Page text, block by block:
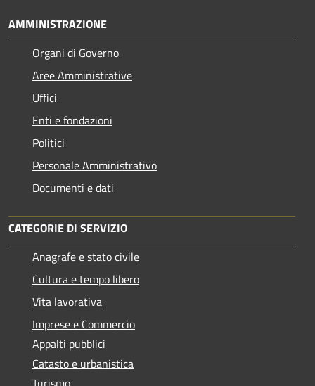
AMMINISTRAZIONE
Organi di Governo
Aree Amministrative
Uffici
Enti e fondazioni
Politici
Personale Amministrativo
Documenti e dati
CATEGORIE DI SERVIZIO
Anagrafe e stato civile
Cultura e tempo libero
Vita lavorativa
Imprese e Commercio
Appalti pubblici
Catasto e urbanistica